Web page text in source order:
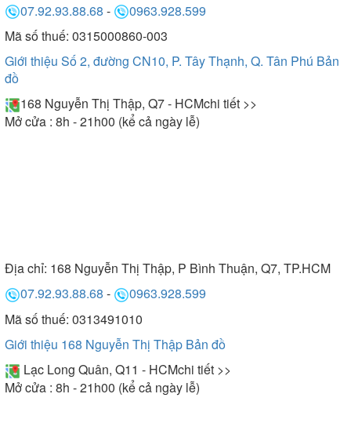
07.92.93.88.68 -
0963.928.599
Mã số thuế: 0315000860-003
Giới thiệu Số 2, đường CN10, P. Tây Thạnh, Q. Tân Phú Bản
đồ
168 Nguyễn Thị Thập, Q7 - HCMchi tiết >>
Mở cửa : 8h - 21h00 (kể cả ngày lễ)
Địa chỉ: 168 Nguyễn Thị Thập, P Bình Thuận, Q7, TP.HCM
07.92.93.88.68 -
0963.928.599
Mã số thuế: 0313491010
Giới thiệu 168 Nguyễn Thị Thập Bản đồ
Lạc Long Quân, Q11 - HCMchi tiết >>
Mở cửa : 8h - 21h00 (kể cả ngày lễ)